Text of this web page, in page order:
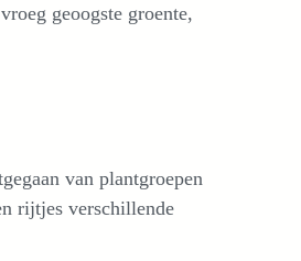
geoogste groente,
van plantgroepen
rijtjes verschillende